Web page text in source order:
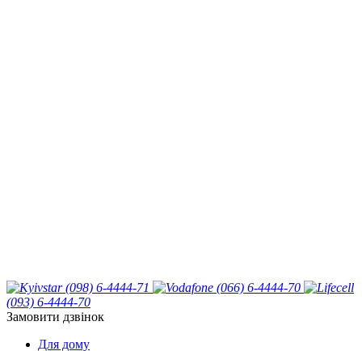
(098) 6-4444-71
(066) 6-4444-70
(093) 6-4444-70
Замовити дзвінок
Для дому